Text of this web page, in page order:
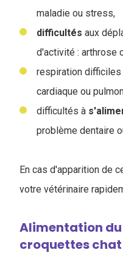
maladie ou stress,
difficultés aux
d'activité : arthrose
respiration difficiles
cardiaque ou
difficultés à
problème dentaire
En cas d'apparition de
votre vétérinaire
Alimentation
croquettes chat